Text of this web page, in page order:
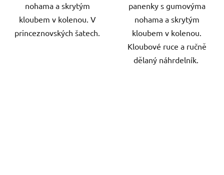
nohama a skrytým
kloubem v kolenou. V
princeznovských šatech.
panenky s gumovýma
nohama a skrytým
kloubem v kolenou.
Kloubové ruce a ručně
dělaný náhrdelník.